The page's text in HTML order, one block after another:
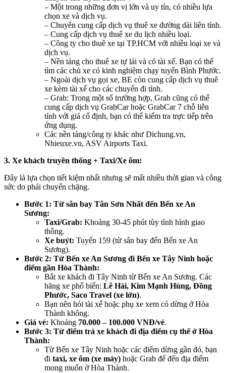
– Một trong những đơn vị lớn và uy tín, có nhiều lựa
chọn xe và dịch vụ.
– Chuyên cung cấp dịch vụ thuê xe đường dài liên tỉnh.
– Cung cấp dịch vụ thuê xe du lịch nhiều loại.
– Công ty cho thuê xe tại TP.HCM với nhiều loại xe và
dịch vụ.
– Nền tảng cho thuê xe tự lái và có tài xế. Bạn có thể
tìm các chủ xe có kinh nghiệm chạy tuyến Bình Phước.
– Ngoài dịch vụ gọi xe, BE còn cung cấp dịch vụ thuê
xe kèm tài xế cho các chuyến đi tỉnh.
– Grab: Trong một số trường hợp, Grab cũng có thể
cung cấp dịch vụ GrabCar hoặc GrabCar 7 chỗ liên
tỉnh với giá cố định, bạn có thể kiểm tra trực tiếp trên
ứng dụng.
Các nền tảng/công ty khác như Dichung.vn,
Nhieuxe.vn, ASV Airports Taxi.
3. Xe khách truyền thống + Taxi/Xe ôm:
Đây là lựa chọn tiết kiệm nhất nhưng sẽ mất nhiều thời gian và công
sức do phải chuyển chặng.
Bước 1: Từ sân bay Tân Sơn Nhất đến Bến xe An
Sương:
Taxi/Grab: Khoảng 30-45 phút tùy tình hình giao
thông.
Xe buýt: Tuyến 159 (từ sân bay đến Bến xe An
Sương).
Bước 2: Từ Bến xe An Sương đi Bến xe Tây Ninh hoặc
điểm gần Hòa Thành:
Bắt xe khách đi Tây Ninh từ Bến xe An Sương. Các
hãng xe phổ biến: Lê Hải, Kim Mạnh Hùng, Đồng
Phước, Saco Travel (xe lớn).
Bạn nên hỏi tài xế hoặc phụ xe xem có dừng ở Hòa
Thành không.
Giá vé: Khoảng 70.000 – 100.000 VNĐ/vé.
Bước 3: Từ điểm trả xe khách đi địa điểm cụ thể ở Hòa
Thành:
Từ Bến xe Tây Ninh hoặc các điểm dừng gần đó, bạn
đi taxi, xe ôm (xe máy) hoặc Grab để đến địa điểm
mong muốn ở Hòa Thành.